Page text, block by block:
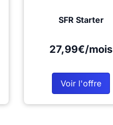
SFR Starter
27,99€/mois
Voir l'offre